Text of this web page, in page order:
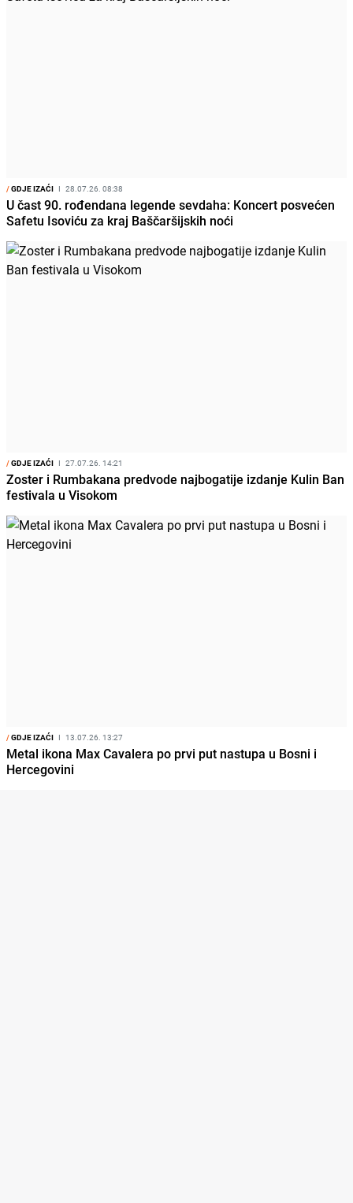
/GDJE IZAĆI I 28.07.26. 08:38
U čast 90. rođendana legende sevdaha: Koncert posvećen
Safetu Isoviću za kraj Baščaršijskih noći
/GDJE IZAĆI I 27.07.26. 14:21
Zoster i Rumbakana predvode najbogatije izdanje Kulin Ban
festivala u Visokom
/GDJE IZAĆI I 13.07.26. 13:27
Metal ikona Max Cavalera po prvi put nastupa u Bosni i
Hercegovini